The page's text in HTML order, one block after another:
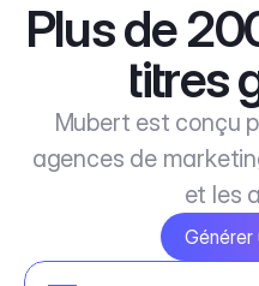
Plus de
titres
Mubert est conçu
agences de
et les
Générer